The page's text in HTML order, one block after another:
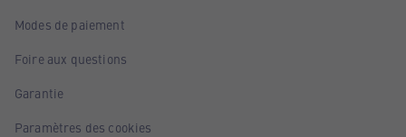
Modes de paiement
Foire aux questions
Garantie
Paramètres des cookies